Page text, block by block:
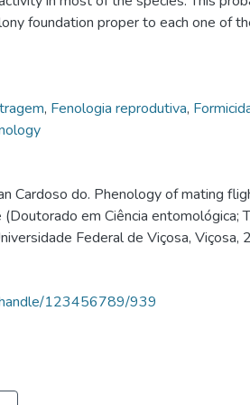
foundation proper to each one of
, Fenologia reprodutiva,
Cardoso do. Phenology of mating
em Ciência entomológica;
Federal de Viçosa, Viçosa,
123456789/939